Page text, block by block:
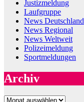
Justizmeldung
Laufgruppe
News Deutschland
News Regional
News Weltweit
Polizeimeldung
Sportmeldungen
Archiv
Archiv